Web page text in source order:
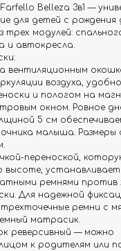
Belleza 3в1 —
для детей с рождения
трех модулей:
и автокресла.
вентиляционным
воздуха,
и пологом на
окном. Ровное
5 см
малыша. Размеры
переноской,
высоте,
ремнями против
Для надежной
ремни с
матрасик.
реверсивный — можно
к родителям или